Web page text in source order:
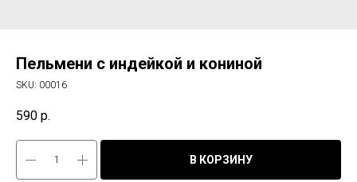
Пельмени с индейкой и кониной
SKU: 00016
590 р.
В КОРЗИНУ